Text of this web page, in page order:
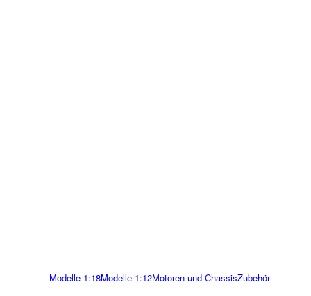
Modelle 1:18Modelle 1:12Motoren und ChassisZubehör